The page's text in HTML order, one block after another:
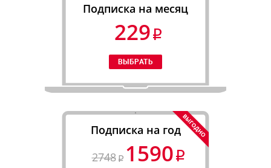
Подписка на месяц
229
Подписка на год
2748
1590